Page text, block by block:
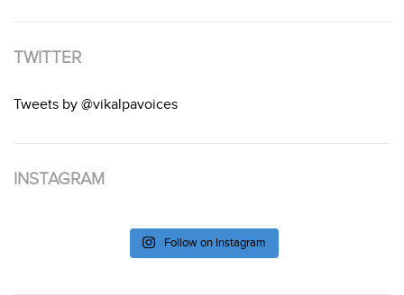
TWITTER
Tweets by @vikalpavoices
INSTAGRAM
Follow on Instagram